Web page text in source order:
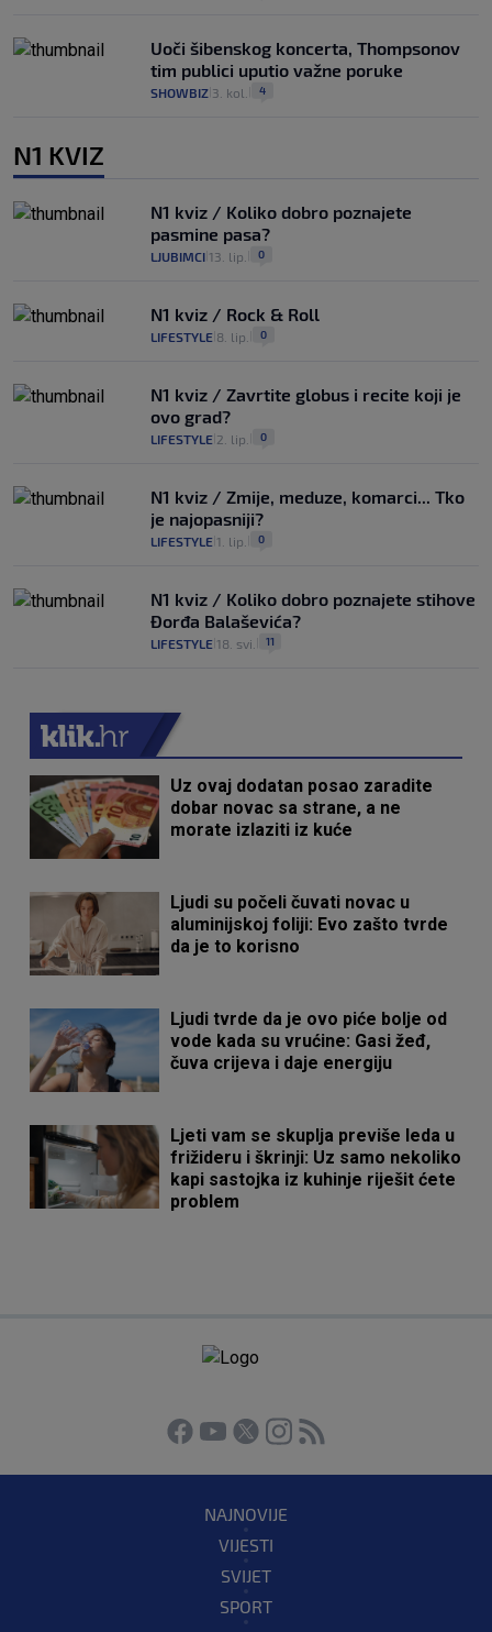
Uoči šibenskog koncerta, Thompsonov
tim publici uputio važne poruke
SHOWBIZ 3. kol. 4
N1 KVIZ
N1 kviz / Koliko dobro poznajete
pasmine pasa?
LJUBIMCI 13. lip. 0
N1 kviz / Rock & Roll
LIFESTYLE 8. lip. 0
N1 kviz / Zavrtite globus i recite koji je
ovo grad?
LIFESTYLE 2. lip. 0
N1 kviz / Zmije, meduze, komarci... Tko
je najopasniji?
LIFESTYLE 1. lip. 0
N1 kviz / Koliko dobro poznajete stihove
Đorđa Balaševića?
LIFESTYLE 18. svi. 11
Uz ovaj dodatan posao zaradite
dobar novac sa strane, a ne
morate izlaziti iz kuće
Ljudi su počeli čuvati novac u
aluminijskoj foliji: Evo zašto tvrde
da je to korisno
Ljudi tvrde da je ovo piće bolje od
vode kada su vrućine: Gasi žeđ,
čuva crijeva i daje energiju
Ljeti vam se skuplja previše leda u
frižideru i škrinji: Uz samo nekoliko
kapi sastojka iz kuhinje riješit ćete
problem
NAJNOVIJE
VIJESTI
SVIJET
SPORT